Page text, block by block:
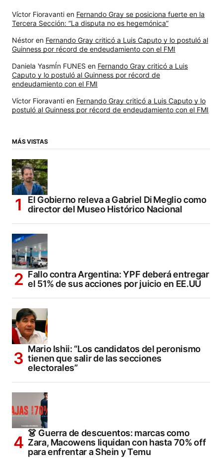
Víctor Fioravanti en Fernando Gray se posiciona fuerte en la
Tercera Sección: “La disputa no es hegemónica”
Néstor en Fernando Gray criticó a Luis Caputo y lo postuló al
Guinness por récord de endeudamiento con el FMI
Daniela YasmÍn FUNES en Fernando Gray criticó a Luis
Caputo y lo postuló al Guinness por récord de
endeudamiento con el FMI
Víctor Fioravanti en Fernando Gray criticó a Luis Caputo y lo
postuló al Guinness por récord de endeudamiento con el FMI
MÁS VISTAS
El Gobierno releva a Gabriel Di Meglio como
director del Museo Histórico Nacional
Fallo contra Argentina: YPF deberá entregar
el 51% de sus acciones por juicio en EE.UU
Mario Ishii: “Los candidatos del peronismo
tienen que salir de las secciones
electorales”
👗 Guerra de descuentos: marcas como
Zara, Macowens liquidan con hasta 70% off
para enfrentar a Shein y Temu